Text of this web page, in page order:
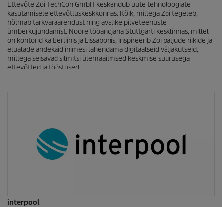
Ettevõte Zoi TechCon GmbH keskendub uute tehnoloogiate
kasutamisele ettevõtluskeskkonnas. Kõik, millega Zoi tegeleb,
hõlmab tarkvaraarendust ning avalike pilveteenuste
ümberkujundamist. Noore tööandjana Stuttgarti kesklinnas, millel
on kontorid ka Berliinis ja Lissabonis, inspireerib Zoi paljude riikide ja
elualade andekaid inimesi lahendama digitaalseid väljakutseid,
millega seisavad silmitsi ülemaailmsed keskmise suurusega
ettevõtted ja tööstused.
interpool